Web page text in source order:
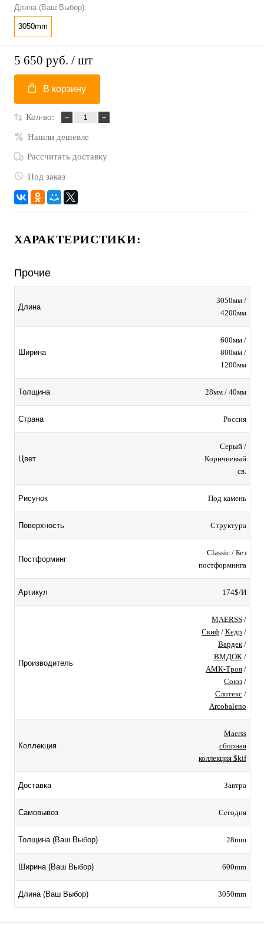
Длина (Ваш Выбор):
3050mm
5 650 руб. / шт
В корзину
Кол-во:
Нашли дешевле
Рассчитать доставку
Под заказ
ХАРАКТЕРИСТИКИ:
Прочие
Длина
3050мм /
4200мм
Ширина
600мм /
800мм /
1200мм
Толщина 28мм / 40мм
Страна Россия
Цвет
Серый /
Коричневый
св.
Рисунок Под камень
Поверхность Структура
Постформинг
Classic / Без
постформинга
Артикул 174$/И
Производитель
MAERSS /
Скиф / Кедр /
Вардек/
ВМДОК /
АМК-Троя /
Союз /
Слотекс /
Arcobaleno
Коллекция
Maerss
сборная
коллекция $kif
Доставка Завтра
Самовывоз Сегодня
Толщина (Ваш Выбор) 28mm
Ширина (Ваш Выбор) 600mm
Длина (Ваш Выбор) 3050mm